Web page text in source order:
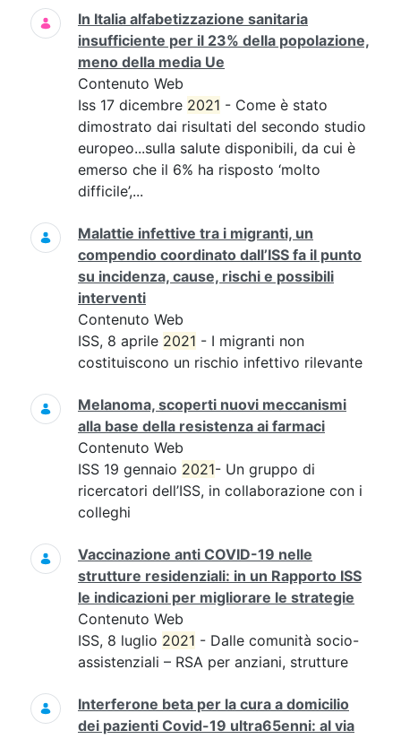
In Italia alfabetizzazione sanitaria
insufficiente per il 23% della popolazione,
meno della media Ue
Contenuto Web
Iss 17 dicembre 2021 - Come è stato
dimostrato dai risultati del secondo studio
europeo...sulla salute disponibili, da cui è
emerso che il 6% ha risposto ‘molto
difficile’,...
Malattie infettive tra i migranti, un
compendio coordinato dall’ISS fa il punto
su incidenza, cause, rischi e possibili
interventi
Contenuto Web
ISS, 8 aprile 2021 - I migranti non
costituiscono un rischio infettivo rilevante
Melanoma, scoperti nuovi meccanismi
alla base della resistenza ai farmaci
Contenuto Web
ISS 19 gennaio 2021- Un gruppo di
ricercatori dell’ISS, in collaborazione con i
colleghi
Vaccinazione anti COVID-19 nelle
strutture residenziali: in un Rapporto ISS
le indicazioni per migliorare le strategie
Contenuto Web
ISS, 8 luglio 2021 - Dalle comunità socio-
assistenziali – RSA per anziani, strutture
Interferone beta per la cura a domicilio
dei pazienti Covid-19 ultra65enni: al via